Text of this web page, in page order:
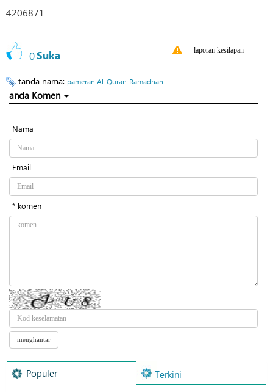
4206871
0Suka laporan kesilapan
tanda nama: pameran Al-Quran Ramadhan
anda Komen
Nama
Email
* komen
Populer Terkini